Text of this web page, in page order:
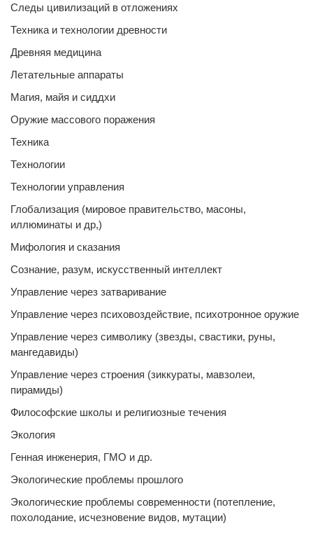
Следы цивилизаций в отложениях
Техника и технологии древности
Древняя медицина
Летательные аппараты
Магия, майя и сиддхи
Оружие массового поражения
Техника
Технологии
Технологии управления
Глобализация (мировое правительство, масоны,
иллюминаты и др,)
Мифология и сказания
Сознание, разум, искусственный интеллект
Управление через затваривание
Управление через психовоздействие, психотронное оружие
Управление через символику (звезды, свастики, руны,
мангедавиды)
Управление через строения (зиккураты, мавзолеи,
пирамиды)
Философские школы и религиозные течения
Экология
Генная инженерия, ГМО и др.
Экологические проблемы прошлого
Экологические проблемы современности (потепление,
похолодание, исчезновение видов, мутации)